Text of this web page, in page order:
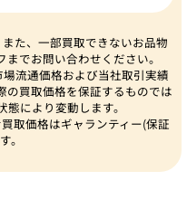
た、一部買取できないお品物
でお問い合わせください。
流通価格および当社取引実績
の買取価格を保証するものでは
により変動します。
取価格はギャランティー(保証
。